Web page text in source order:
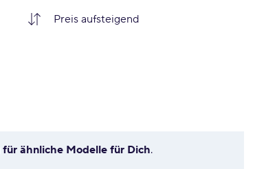
für ähnliche Modelle für Dich.